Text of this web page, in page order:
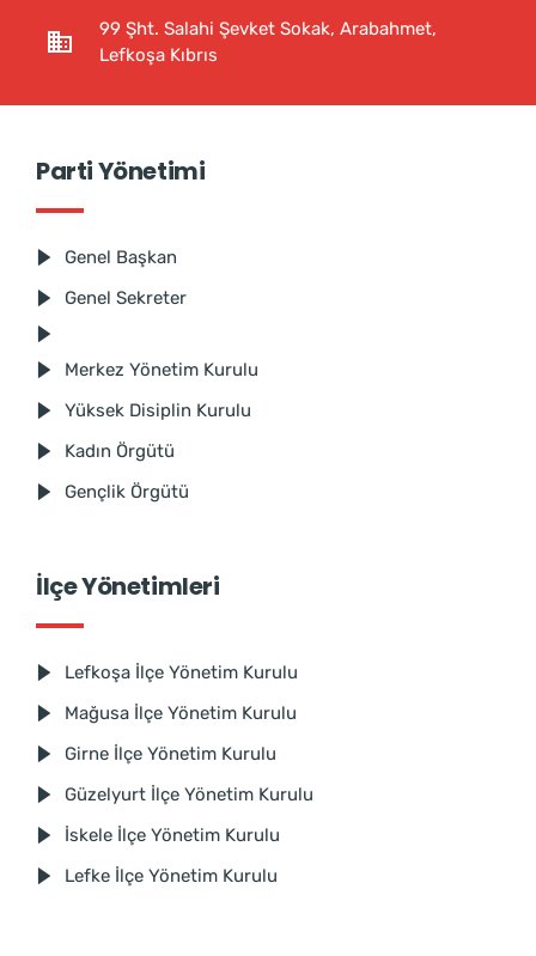
99 Şht. Salahi Şevket Sokak, Arabahmet,
Lefkoşa Kıbrıs
Parti Yönetimi
Genel Başkan
Genel Sekreter
Merkez Yönetim Kurulu
Yüksek Disiplin Kurulu
Kadın Örgütü
Gençlik Örgütü
İlçe Yönetimleri
Lefkoşa İlçe Yönetim Kurulu
Mağusa İlçe Yönetim Kurulu
Girne İlçe Yönetim Kurulu
Güzelyurt İlçe Yönetim Kurulu
İskele İlçe Yönetim Kurulu
Lefke İlçe Yönetim Kurulu